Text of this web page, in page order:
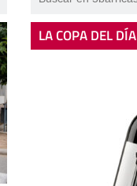
LA COPA DEL DÍA